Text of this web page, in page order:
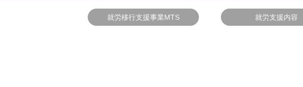
就労移行支援事業MTS 就労支援内容